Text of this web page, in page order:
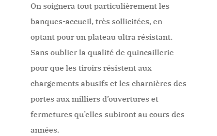
On soignera tout particulièrement les
banques-accueil, très sollicitées, en
optant pour un plateau ultra résistant.
Sans oublier la qualité de quincaillerie
pour que les tiroirs résistent aux
chargements abusifs et les charnières des
portes aux milliers d’ouvertures et
fermetures qu’elles subiront au cours des
années.